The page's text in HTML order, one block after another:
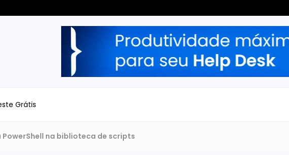
Grátis
PowerShell na biblioteca de scripts